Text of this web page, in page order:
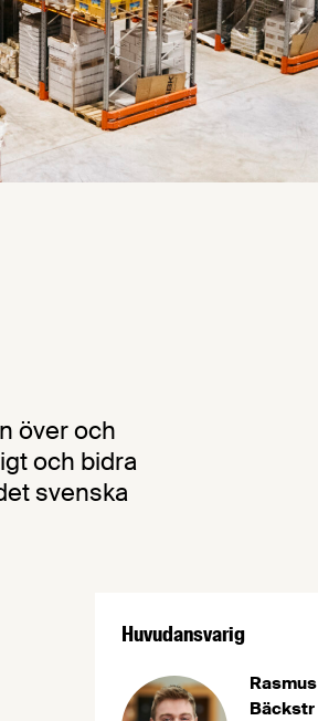
över och
och bidra
svenska
Huvudansvarig
Rasmus
Bäckstr